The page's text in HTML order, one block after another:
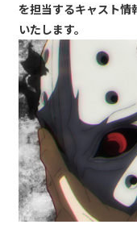
を担当するキャスト情
いたします。